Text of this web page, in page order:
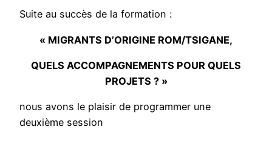
Suite au succès de la formation :
« MIGRANTS D’ORIGINE ROM/TSIGANE,
QUELS ACCOMPAGNEMENTS POUR QUELS
PROJETS ? »
nous avons le plaisir de programmer une
deuxième session